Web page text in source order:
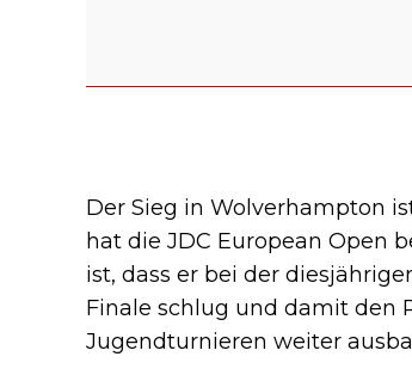
Der Sieg in Wolverhampton
hat die JDC European Open
ist, dass er bei der
Finale schlug und damit den
Jugendturnieren weiter